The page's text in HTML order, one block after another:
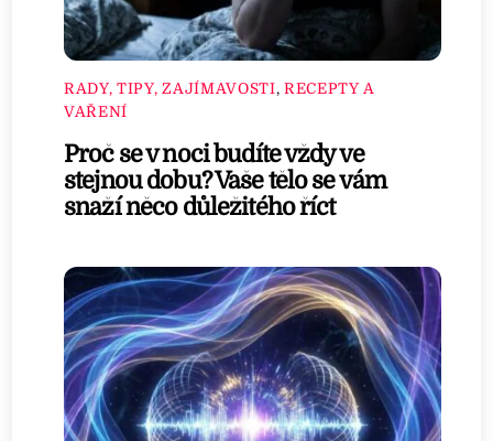
RADY, TIPY, ZAJÍMAVOSTI, RECEPTY A
VAŘENÍ
Proč se v noci budíte vždy ve
stejnou dobu? Vaše tělo se vám
snaží něco důležitého říct